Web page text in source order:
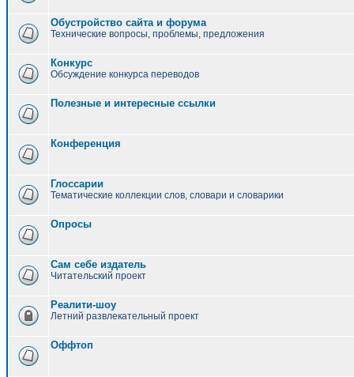
Обустройство сайта и форума
Технические вопросы, проблемы, предложения
Конкурс
Обсуждение конкурса переводов
Полезные и интересные ссылки
Конференция
Глоссарии
Тематические коллекции слов, словари и словарики
Опросы
Сам себе издатель
Читательский проект
Реалити-шоу
Летний развлекательный проект
Оффтоп